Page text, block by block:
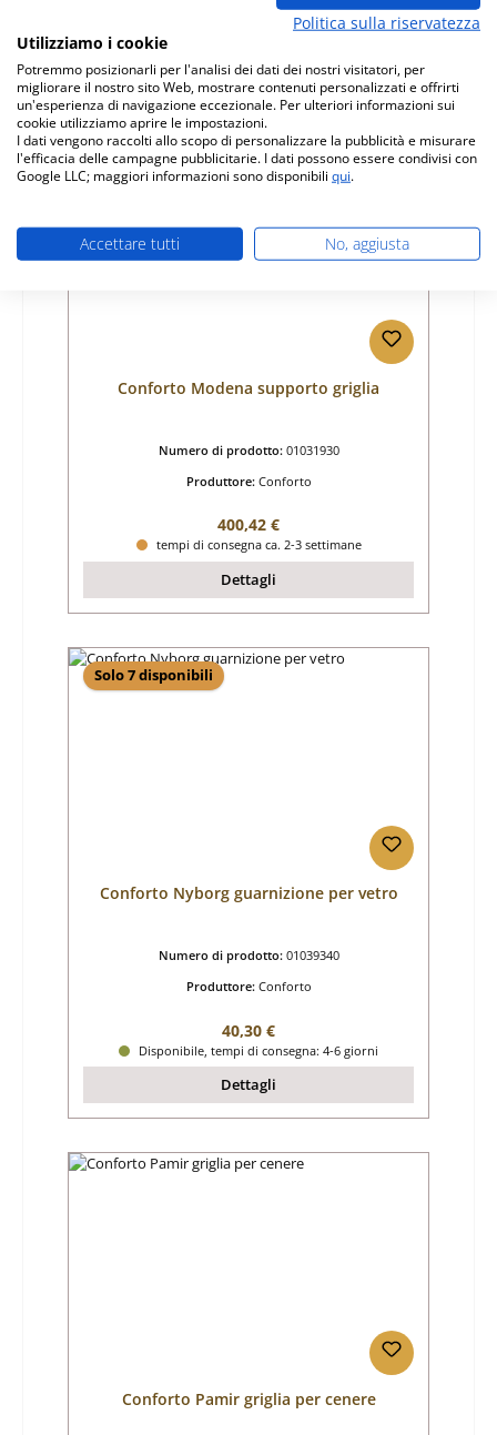
Prezzo normale:
Disponibile, tempi di consegna: 4-6 giorni
Dettagli
Conforto Modena supporto griglia
Numero di prodotto: 01031930
Produttore: Conforto
Prezzo normale:
400,42 €
tempi di consegna ca. 2-3 settimane
Dettagli
Solo 7 disponibili
Conforto Nyborg guarnizione per vetro
Numero di prodotto: 01039340
Produttore: Conforto
Prezzo normale:
40,30 €
Disponibile, tempi di consegna: 4-6 giorni
Dettagli
Conforto Pamir griglia per cenere
Politica sulla riservatezza
Utilizziamo i cookie
Potremmo posizionarli per l'analisi dei dati dei nostri visitatori, per
migliorare il nostro sito Web, mostrare contenuti personalizzati e offrirti
un'esperienza di navigazione eccezionale. Per ulteriori informazioni sui
cookie utilizziamo aprire le impostazioni.
I dati vengono raccolti allo scopo di personalizzare la pubblicità e misurare
l'efficacia delle campagne pubblicitarie. I dati possono essere condivisi con
Google LLC; maggiori informazioni sono disponibili qui.
Accettare tutti No, aggiusta